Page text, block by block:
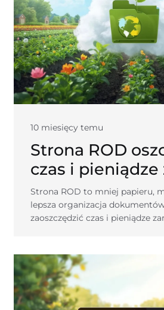
10 miesięcy temu
Strona ROD
czas i pieniądze
Strona ROD to mniej papieru,
lepsza organizacja
zaoszczędzić czas i pieniądze